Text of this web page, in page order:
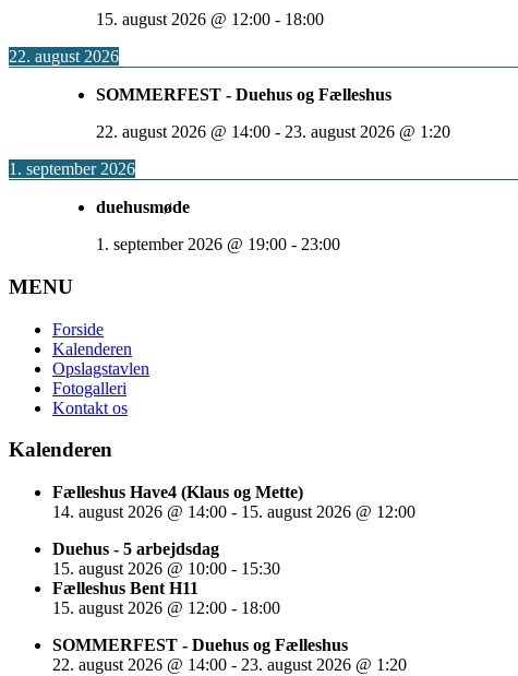
15. august 2026 @ 12:00 - 18:00
22. august 2026
SOMMERFEST - Duehus og Fælleshus
22. august 2026 @ 14:00 - 23. august 2026 @ 1:20
1. september 2026
duehusmøde
1. september 2026 @ 19:00 - 23:00
MENU
Forside
Kalenderen
Opslagstavlen
Fotogalleri
Kontakt os
Kalenderen
Fælleshus Have4 (Klaus og Mette)
14. august 2026 @ 14:00 - 15. august 2026 @ 12:00
Duehus - 5 arbejdsdag
15. august 2026 @ 10:00 - 15:30
Fælleshus Bent H11
15. august 2026 @ 12:00 - 18:00
SOMMERFEST - Duehus og Fælleshus
22. august 2026 @ 14:00 - 23. august 2026 @ 1:20